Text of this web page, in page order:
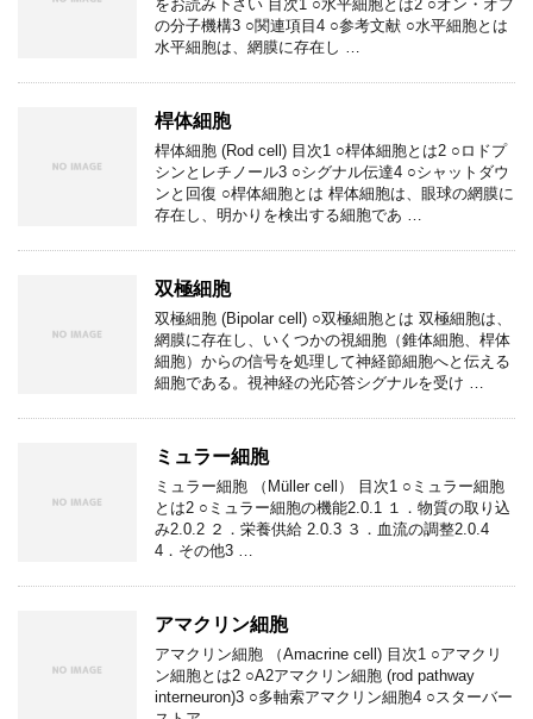
をお読み下さい 目次1 ○水平細胞とは2 ○オン・オフ
の分子機構3 ○関連項目4 ○参考文献 ○水平細胞とは
水平細胞は、網膜に存在し …
桿体細胞
桿体細胞 (Rod cell) 目次1 ○桿体細胞とは2 ○ロドプ
シンとレチノール3 ○シグナル伝達4 ○シャットダウ
ンと回復 ○桿体細胞とは 桿体細胞は、眼球の網膜に
存在し、明かりを検出する細胞であ …
双極細胞
双極細胞 (Bipolar cell) ○双極細胞とは 双極細胞は、
網膜に存在し、いくつかの視細胞（錐体細胞、桿体
細胞）からの信号を処理して神経節細胞へと伝える
細胞である。視神経の光応答シグナルを受け …
ミュラー細胞
ミュラー細胞 （Müller cell） 目次1 ○ミュラー細胞
とは2 ○ミュラー細胞の機能2.0.1 １．物質の取り込
み2.0.2 ２．栄養供給 2.0.3 ３．血流の調整2.0.4
4．その他3 …
アマクリン細胞
アマクリン細胞 （Amacrine cell) 目次1 ○アマクリ
ン細胞とは2 ○A2アマクリン細胞 (rod pathway
interneuron)3 ○多軸索アマクリン細胞4 ○スターバー